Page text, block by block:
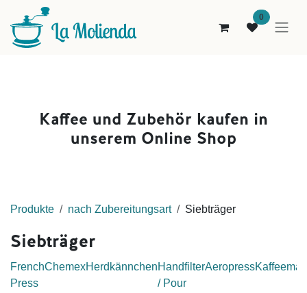
Zum Inhalt springen
0
Kaffee und Zubehör kaufen in
unserem Online Shop
Produkte nach Zubereitungsart Siebträger
Siebträger
French
Press
ChemexHerdkännchenHandfilter
/ Pour
Aeropress